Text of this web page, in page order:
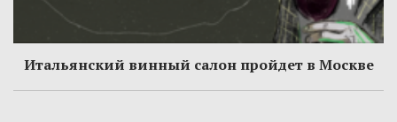
Итальянский винный салон пройдет в Москве